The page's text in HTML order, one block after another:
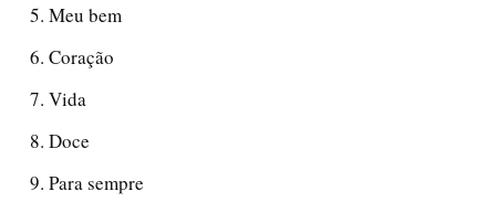
Meu bem
Coração
Vida
Doce
Para sempre